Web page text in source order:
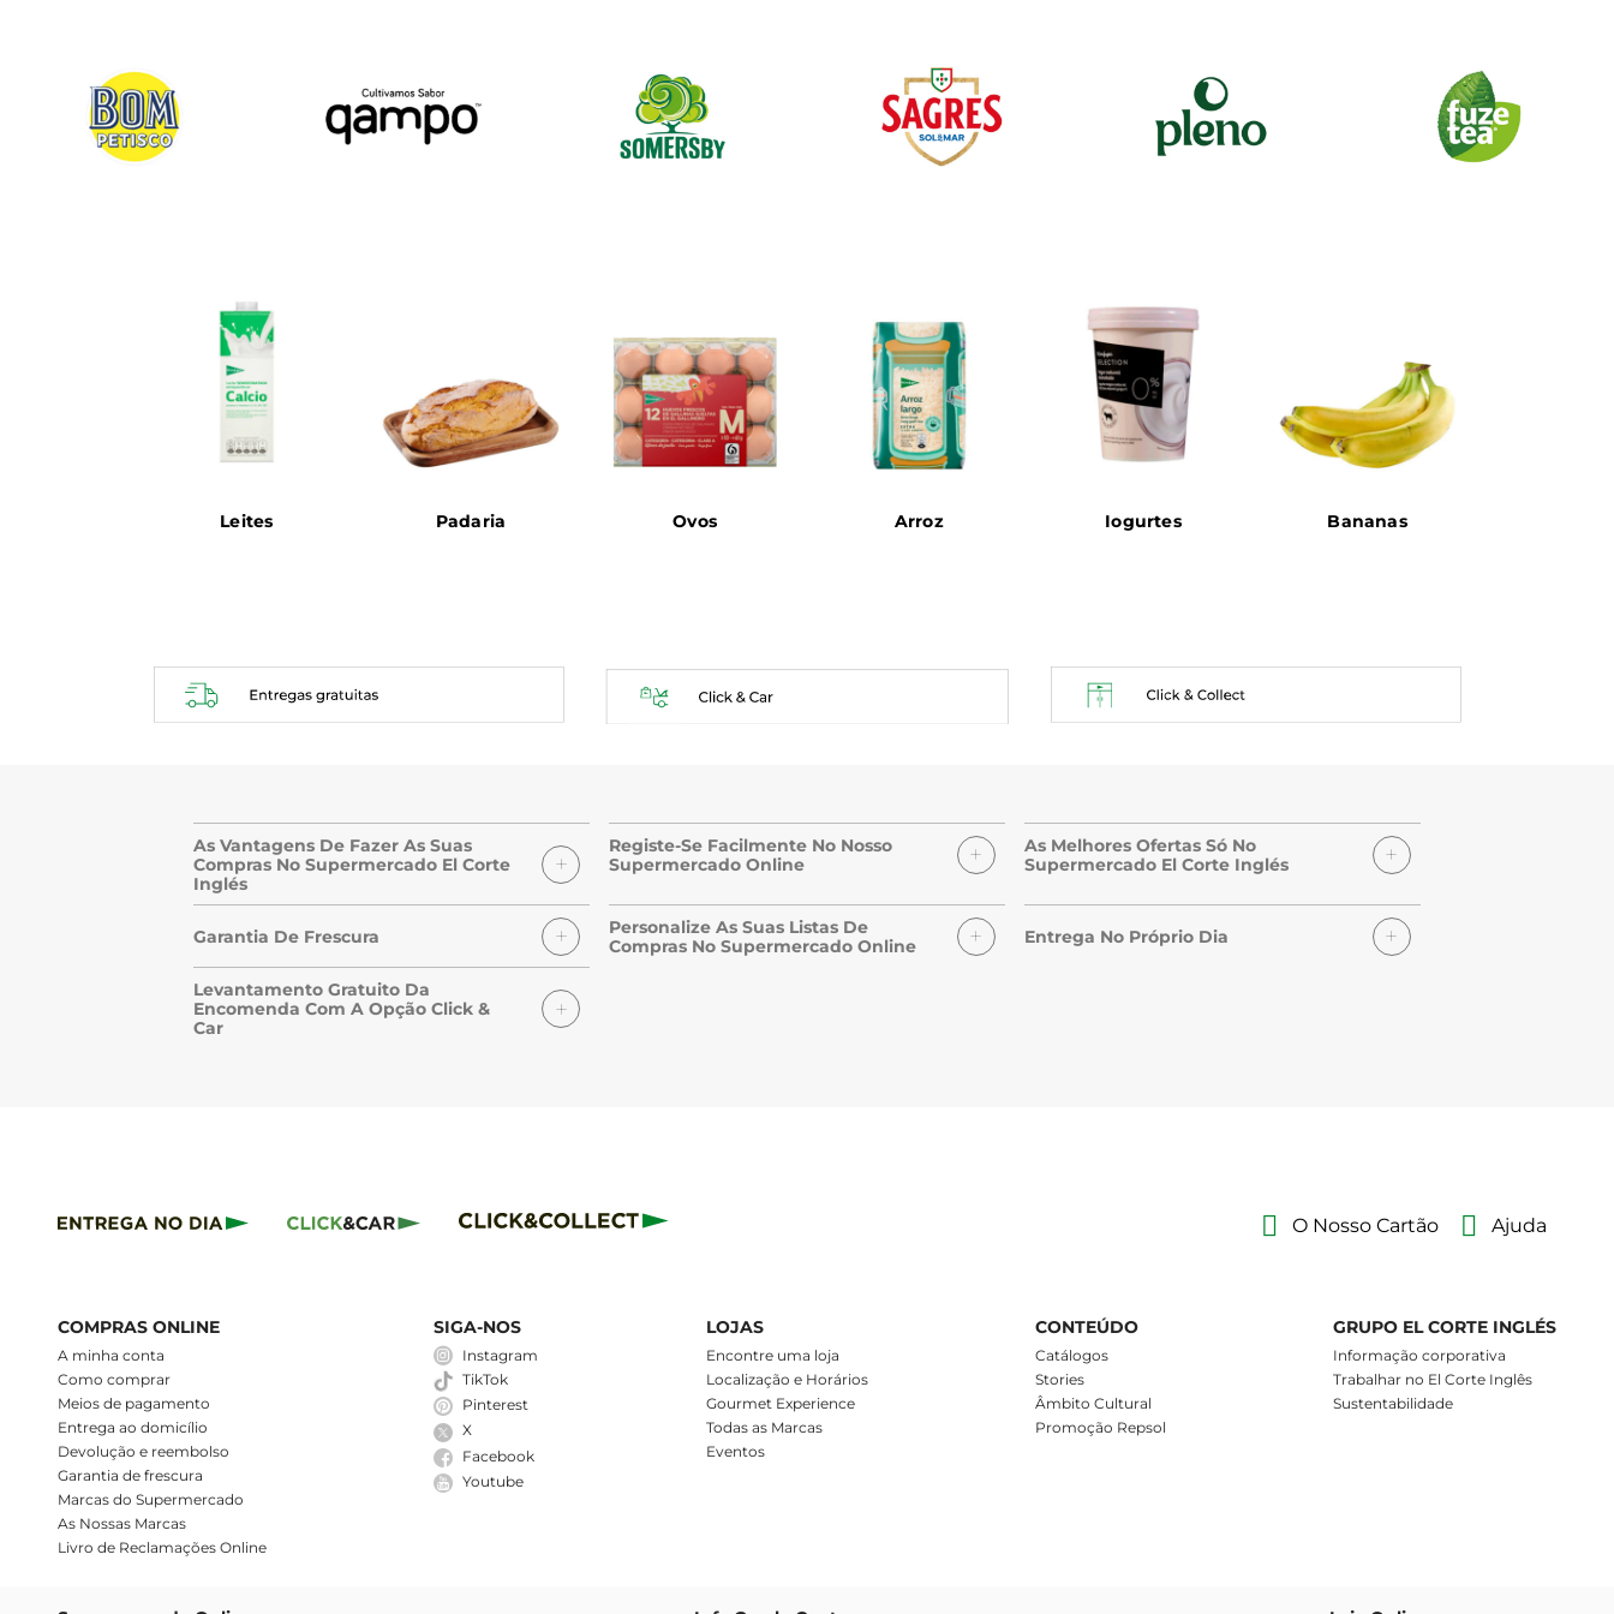
Leites Padaria Ovos Arroz Iogurtes Bananas
As Vantagens De Fazer As Suas
Compras No Supermercado El Corte
Inglés
Registe-Se Facilmente No Nosso
Supermercado Online
As Melhores Ofertas Só No
Supermercado El Corte Inglés
Garantia De Frescura
Personalize As Suas Listas De
Compras No Supermercado Online
Entrega No Próprio Dia
Levantamento Gratuito Da
Encomenda Com A Opção Click &
Car
O Nosso Cartão Ajuda
COMPRAS ONLINE
A minha conta
Como comprar
Meios de pagamento
Entrega ao domicílio
Devolução e reembolso
Garantia de frescura
Marcas do Supermercado
As Nossas Marcas
Livro de Reclamações Online
SIGA-NOS
Instagram
TikTok
Pinterest
X
Facebook
Youtube
LOJAS
Encontre uma loja
Localização e Horários
Gourmet Experience
Todas as Marcas
Eventos
CONTEÚDO
Catálogos
Stories
Âmbito Cultural
Promoção Repsol
GRUPO EL CORTE INGLÉS
Informação corporativa
Trabalhar no El Corte Inglês
Sustentabilidade